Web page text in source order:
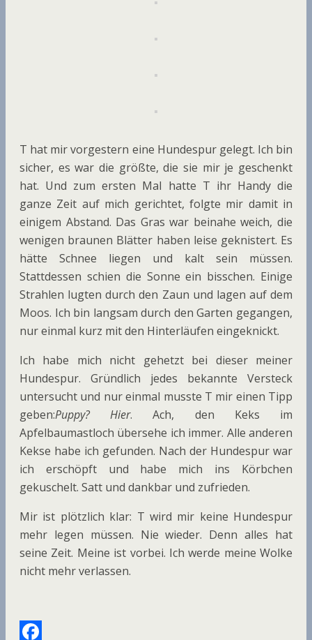
T hat mir vorgestern eine Hundespur gelegt. Ich bin
sicher, es war die größte, die sie mir je geschenkt
hat. Und zum ersten Mal hatte T ihr Handy die
ganze Zeit auf mich gerichtet, folgte mir damit in
einigem Abstand. Das Gras war beinahe weich, die
wenigen braunen Blätter haben leise geknistert. Es
hätte Schnee liegen und kalt sein müssen.
Stattdessen schien die Sonne ein bisschen. Einige
Strahlen lugten durch den Zaun und lagen auf dem
Moos. Ich bin langsam durch den Garten gegangen,
nur einmal kurz mit den Hinterläufen eingeknickt.
Ich habe mich nicht gehetzt bei dieser meiner
Hundespur. Gründlich jedes bekannte Versteck
untersucht und nur einmal musste T mir einen Tipp
geben:Puppy? Hier. Ach, den Keks im
Apfelbaumastloch übersehe ich immer. Alle anderen
Kekse habe ich gefunden. Nach der Hundespur war
ich erschöpft und habe mich ins Körbchen
gekuschelt. Satt und dankbar und zufrieden.
Mir ist plötzlich klar: T wird mir keine Hundespur
mehr legen müssen. Nie wieder. Denn alles hat
seine Zeit. Meine ist vorbei. Ich werde meine Wolke
nicht mehr verlassen.